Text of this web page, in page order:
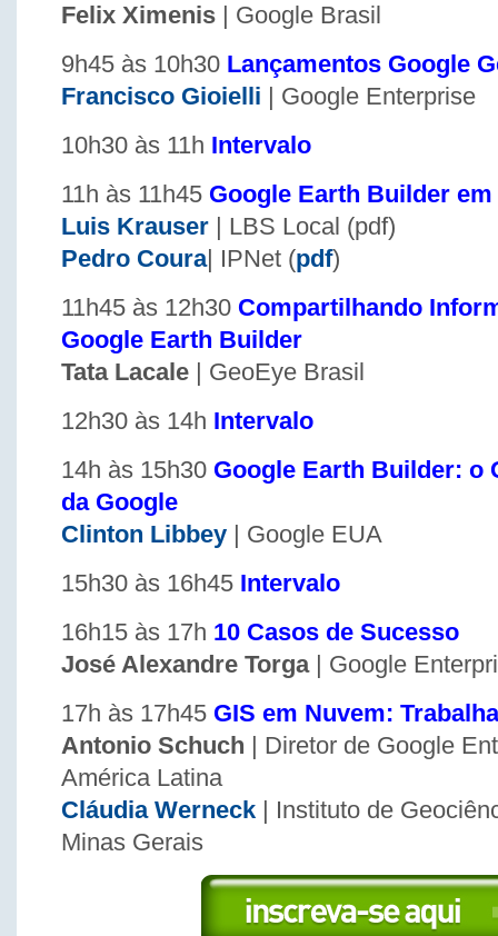
Felix Ximenis | Google Brasil
9h45 às 10h30 Lançamentos Google
Francisco Gioielli | Google Enterprise
10h30 às 11h Intervalo
11h às 11h45 Google Earth Builder em
Luis Krauser | LBS Local (pdf)
Pedro Coura| IPNet (pdf)
11h45 às 12h30 Compartilhando
Google Earth Builder
Tata Lacale | GeoEye Brasil
12h30 às 14h Intervalo
14h às 15h30 Google Earth Builder: o
da Google
Clinton Libbey | Google EUA
15h30 às 16h45 Intervalo
16h15 às 17h 10 Casos de Sucesso
José Alexandre Torga| Google
17h às 17h45 GIS em Nuvem:
Antonio Schuch | Diretor de Google
América Latina
Cláudia Werneck | Instituto de
Minas Gerais